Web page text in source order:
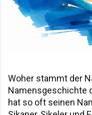
Woher stammt der
Namensgeschichte
hat so oft seinen